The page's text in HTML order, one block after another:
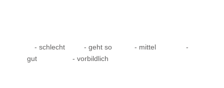
- schlecht - geht so - mittel
-
gut
- vorbildlich